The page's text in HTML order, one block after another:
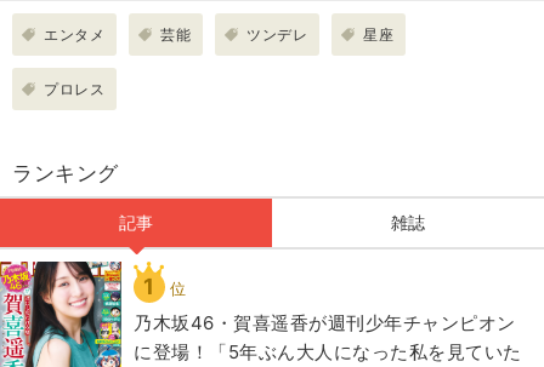
エンタメ 芸能 ツンデレ 星座
プロレス
ランキング
記事 雑誌
1 位
乃木坂46・賀喜遥香が週刊少年チャンピオン
に登場！「5年ぶん大人になった私を見ていた